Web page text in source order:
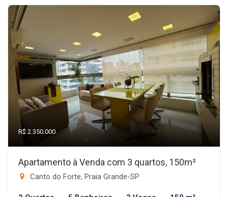
R$ 2.350.000
Apartamento à Venda com 3 quartos, 150m²
Canto do Forte, Praia Grande-SP